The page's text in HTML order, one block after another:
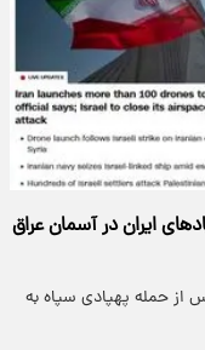
ایران در آسمان عراق
حمله پهپادی سپاه به